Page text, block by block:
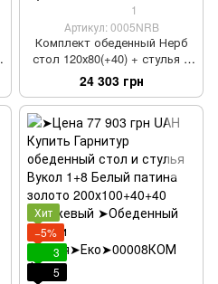
1
Артикул: 0005NRB
Комплект обеденный Нерб
стол 120х80(+40) + стулья 6
шт Крам орех
24 303 грн
Хит
−5%
3
5